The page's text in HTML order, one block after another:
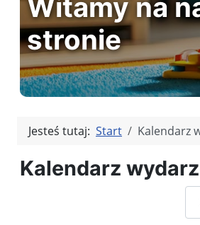
Witamy na
stronie
Jesteś tutaj: Start Kalendarz
Kalendarz